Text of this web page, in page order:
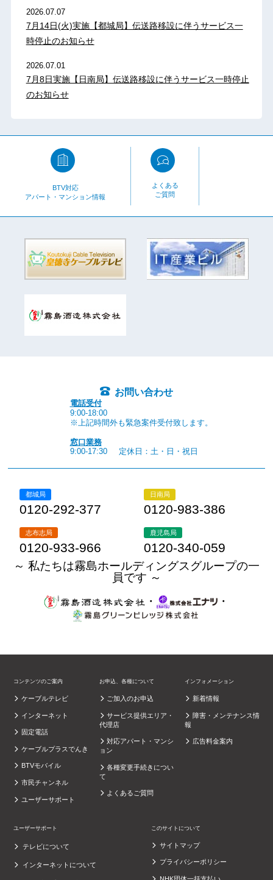
2026.07.07
7月14日(火)実施【都城局】伝送路移設に伴うサービス一
時停止のお知らせ
2026.07.01
7月8日実施【日南局】伝送路移設に伴うサービス一時停止
のお知らせ
BTV対応
アパート・マンション情報
よくある
ご質問
お問い合わせ
電話受付
9:00-18:00
※上記時間外も緊急案件受付致します。
窓口業務
9:00-17:30
定休日：土・日・祝日
都城局
0120-292-377
日南局
0120-983-386
志布志局
0120-933-966
鹿児島局
0120-340-059
～ 私たちは霧島ホールディングスグループの一
員です ～
・
・
コンテンツのご案内
ケーブルテレビ
インターネット
固定電話
ケーブルプラスでんき
BTVモバイル
市民チャンネル
ユーザーサポート
お申込、各種について
ご加入のお申込
サービス提供エリア・
代理店
対応アパート・マンシ
ョン
各種変更手続きについ
て
よくあるご質問
インフォメーション
新着情報
障害・メンテナンス情
報
広告料金案内
ユーザーサポート
テレビについて
インターネットについて
このサイトについて
サイトマップ
プライバシーポリシー